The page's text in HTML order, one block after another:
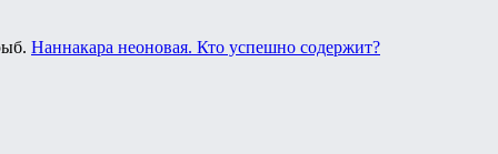
Наннакара неоновая. Кто успешно содержит?